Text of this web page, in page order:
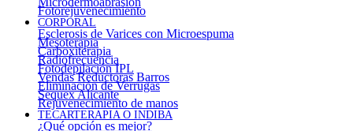
Fotorejuvenecimiento
CORPORAL
Esclerosis de Varices con Microespuma
Mesoterapia
Carboxiterapia
Radiofrecuencia
Fotodepilación IPL
Vendas Reductoras Barros
Eliminación de Verrugas
Sequex Alicante
Rejuvenecimiento de manos
TECARTERAPIA O INDIBA
¿Qué opción es mejor?